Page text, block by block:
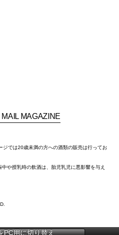
MAGAZINE
では20歳未満の方への酒類の販売は行ってお
や授乳時の飲酒は、胎児乳児に悪影響を与え
PC用に切り替え